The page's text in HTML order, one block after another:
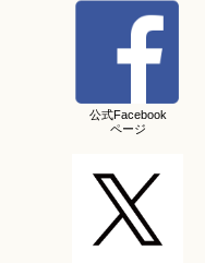
公式Facebook
ページ